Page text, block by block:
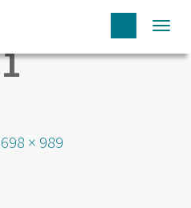
1
Tamanho
698 × 989